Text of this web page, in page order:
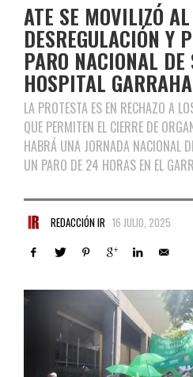
ATE SE MOVILIZÓ
DESREGULACIÓN Y
PARO NACIONAL
HOSPITAL
LA PROTESTA ES EN RECHAZO A
QUE PERMITEN EL CIERRE DE
HABRÁ UNA JORNADA NACIONAL
UN PARO DE 24 HORAS EN EL
REDACCIÓN IR 16 JULIO, 2025